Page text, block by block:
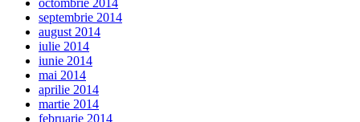
octombrie 2014
septembrie 2014
august 2014
iulie 2014
iunie 2014
mai 2014
aprilie 2014
martie 2014
februarie 2014